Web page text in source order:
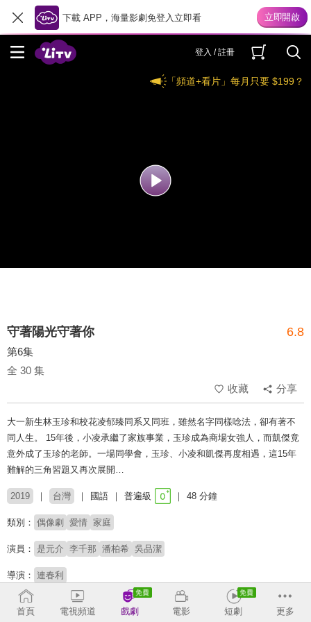
下載 APP，海量影劇免登入立即看
登入 / 註冊
「頻道+看片」每月只要 $199？
守著陽光守著你 6.8
第6集
全 30 集
收藏
分享
大一新生林玉珍和校花凌郁臻同系又同班，雖然名字同樣唸法，卻有著不
同人生。 15年後，小凌承繼了家族事業，玉珍成為商場女強人，而凱傑竟
意外成了玉珍的老師。一場同學會，玉珍、小凌和凱傑再度相遇，這15年
難解的三角習題又再次展開…
2019 台灣 國語 普遍級 48 分鐘
類別： 偶像劇 愛情 家庭
演員： 是元介 李千那 潘柏希 吳品潔
導演： 連春利
首頁 電視頻道 戲劇 電影 短劇 更多